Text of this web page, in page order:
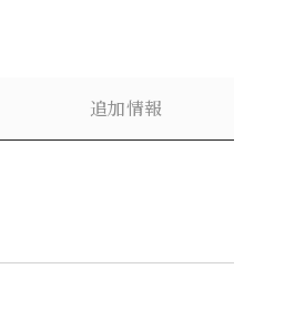
追加情報